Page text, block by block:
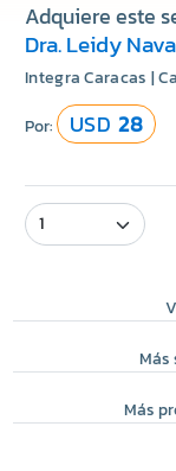
Adquiere este
Dra. Leidy
Integra Caracas |
Por: USD28
Más
Más